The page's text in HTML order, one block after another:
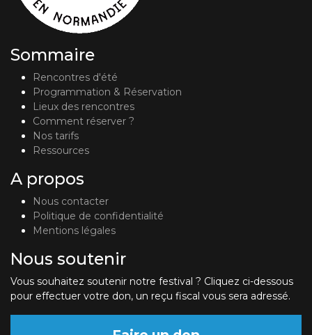
Sommaire
Rencontres d'été
Programmation & Réservation
Lieux des rencontres
Comment réserver ?
Nos tarifs
Ressources
A propos
Nous contacter
Politique de confidentialité
Mentions légales
Nous soutenir
Vous souhaitez soutenir notre festival ? Cliquez ci-dessous
pour effectuer votre don, un reçu fiscal vous sera adressé.